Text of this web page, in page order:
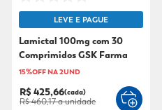
9 º
sabonete líquido
10º adeforte turbo
LEVE E PAGUE
Lamictal 100mg com 30
Comprimidos GSK Farma
15%OFF NA 2UND
R$ 425,66(cada)
R$ 460,17a unidade